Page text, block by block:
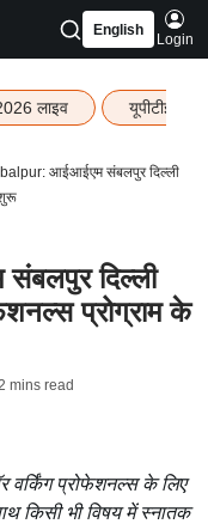
English
Login
लाइव यूपीटीईटी
आईआईएम संबलपुर दिल्ली
दिल्ली
प्रोग्राम के
mins read
प्रोफेशनल्स के लिए
किसी भी विषय में स्नातक